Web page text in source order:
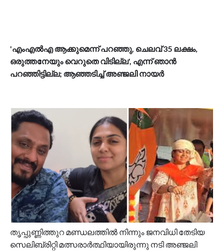
'എംഎൽഎ ആക്കുമെന്ന് പറഞ്ഞു, ചെലവ് 35 ലക്ഷം,
ഒരുത്തനേയും വെറുതെ വിടില്ല', എന്ന് ഞാൻ
പറഞ്ഞിട്ടില്ല; ആഞ്ഞടിച്ച് അഞ്ജലി നായർ
തൃപ്പുണ്ണിത്തുറ മണ്ഡലത്തിൽ നിന്നും ജനവിധി തേടിയ
സെലിബ്രിറ്റി മത്സരാർത്ഥിയായിരുന്നു നടി അഞ്ജലി